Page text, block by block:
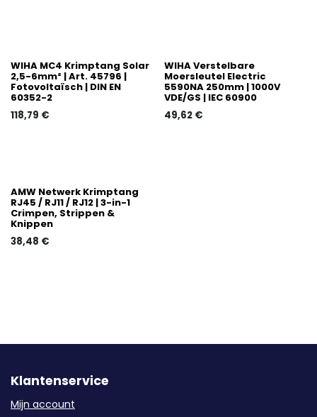
WIHA MC4 Krimptang Solar
2,5-6mm² | Art. 45796 |
Fotovoltaïsch | DIN EN
60352-2
118,79 €
WIHA Verstelbare
Moersleutel Electric
5590NA 250mm | 1000V
VDE/GS | IEC 60900
49,62€
AMW Netwerk Krimptang
RJ45 / RJ11 / RJ12 | 3-in-1
Crimpen, Strippen &
Knippen
38,48 €
Klantenservice
Mijn account